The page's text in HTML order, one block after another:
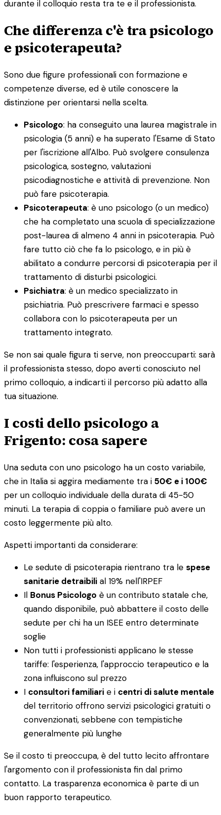
durante il colloquio resta tra te e il professionista.
Che differenza c'è tra psicologo
e psicoterapeuta?
Sono due figure professionali con formazione e
competenze diverse, ed è utile conoscere la
distinzione per orientarsi nella scelta.
Psicologo: ha conseguito una laurea magistrale in
psicologia (5 anni) e ha superato l'Esame di Stato
per l'iscrizione all'Albo. Può svolgere consulenza
psicologica, sostegno, valutazioni
psicodiagnostiche e attività di prevenzione. Non
può fare psicoterapia.
Psicoterapeuta: è uno psicologo (o un medico)
che ha completato una scuola di specializzazione
post-laurea di almeno 4 anni in psicoterapia. Può
fare tutto ciò che fa lo psicologo, e in più è
abilitato a condurre percorsi di psicoterapia per il
trattamento di disturbi psicologici.
Psichiatra: è un medico specializzato in
psichiatria. Può prescrivere farmaci e spesso
collabora con lo psicoterapeuta per un
trattamento integrato.
Se non sai quale figura ti serve, non preoccuparti: sarà
il professionista stesso, dopo averti conosciuto nel
primo colloquio, a indicarti il percorso più adatto alla
tua situazione.
I costi dello psicologo a
Frigento: cosa sapere
Una seduta con uno psicologo ha un costo variabile,
che in Italia si aggira mediamente tra i 50€ e i 100€
per un colloquio individuale della durata di 45-50
minuti. La terapia di coppia o familiare può avere un
costo leggermente più alto.
Aspetti importanti da considerare:
Le sedute di psicoterapia rientrano tra le spese
sanitarie detraibili al 19% nell'IRPEF
Il Bonus Psicologo è un contributo statale che,
quando disponibile, può abbattere il costo delle
sedute per chi ha un ISEE entro determinate
soglie
Non tutti i professionisti applicano le stesse
tariffe: l'esperienza, l'approccio terapeutico e la
zona influiscono sul prezzo
I consultori familiari e i centri di salute mentale
del territorio offrono servizi psicologici gratuiti o
convenzionati, sebbene con tempistiche
generalmente più lunghe
Se il costo ti preoccupa, è del tutto lecito affrontare
l'argomento con il professionista fin dal primo
contatto. La trasparenza economica è parte di un
buon rapporto terapeutico.